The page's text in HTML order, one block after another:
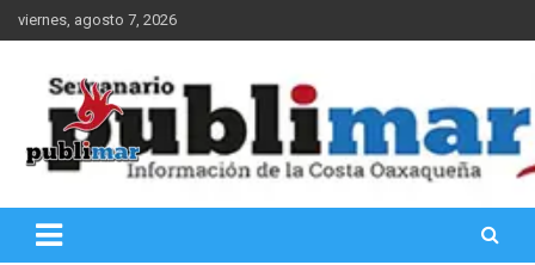
Saltar
al
viernes, agosto 7, 2026
PubliMar